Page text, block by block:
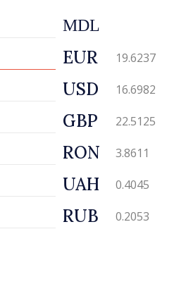
MDL
EUR 19.6237
USD 16.6982
GBP 22.5125
RON 3.8611
UAH 0.4045
RUB 0.2053